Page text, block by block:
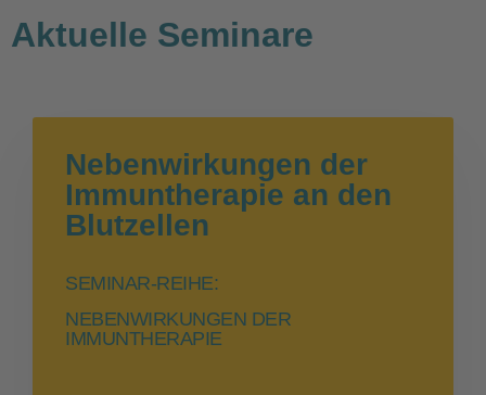
Aktuelle Seminare
Nebenwirkungen der
Immuntherapie an den
Blutzellen
SEMINAR-REIHE:
NEBENWIRKUNGEN DER
IMMUNTHERAPIE